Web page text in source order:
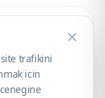
trafikini
icin